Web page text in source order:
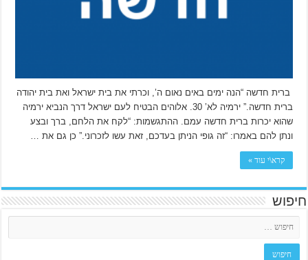
ברית חדשה “הנה ימים באים נאום ה’, וכרתי את בית ישראל ואת בית יהודה
ברית חדשה.” ירמיה לא’ 30. אלוהים הבטיח לעם ישראל דרך הנביא ירמיה
שהוא יכרות ברית חדשה עמם. ההתגשמות: “לקח את הלחם, ברך ובצע
ונתן להם באמרו: “זה גופי הניתן בעדכם, זאת עשו לזכרוני.” כן גם את …
קרא\י עוד »
חיפוש